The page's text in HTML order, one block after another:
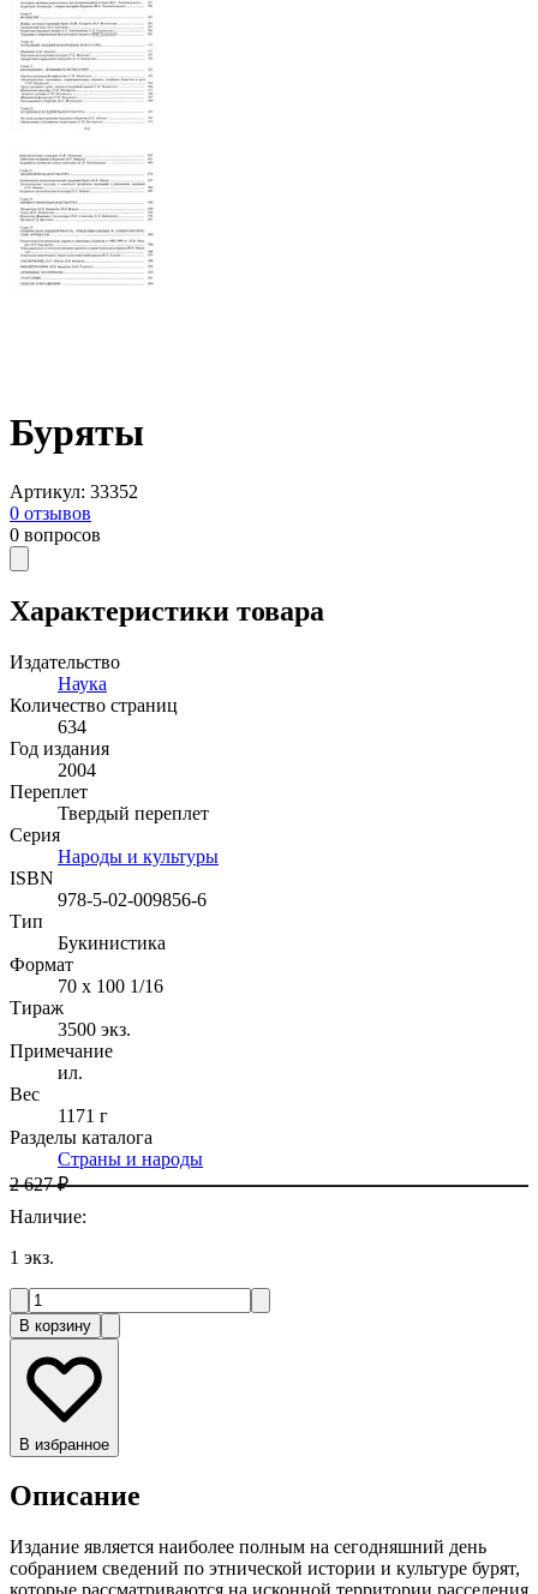
Буряты
Артикул: 33352
0 отзывов
0 вопросов
Характеристики товара
Издательство
Наука
Количество страниц
634
Год издания
2004
Переплет
Твердый переплет
Серия
Народы и культуры
ISBN
978-5-02-009856-6
Тип
Букинистика
Формат
70 x 100 1/16
Тираж
3500 экз.
Примечание
ил.
Вес
1171 г
Разделы каталога
Страны и народы
2 627 ₽
Наличие:
1 экз.
В корзину
В избранное
Описание
Издание является наиболее полным на сегодняшний день
собранием сведений по этнической истории и культуре бурят,